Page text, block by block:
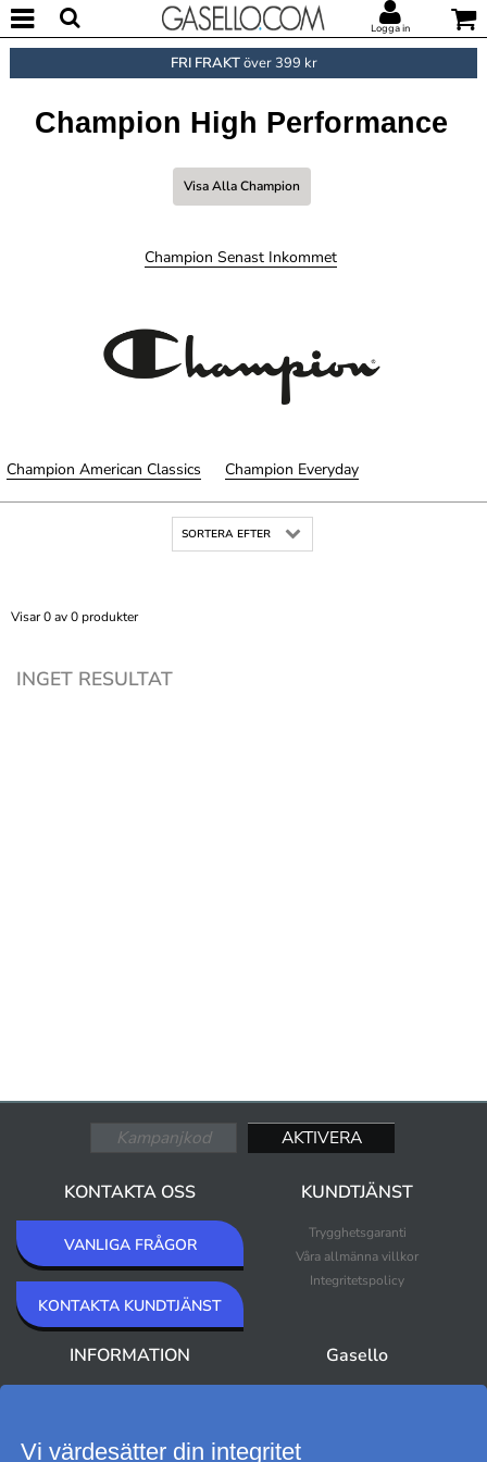
Logga in
FRI FRAKTöver 399 kr
Champion High Performance
Visa Alla Champion
Champion Senast Inkommet
Champion American Classics Champion Everyday
SORTERA EFTER
Visar 0 av 0 produkter
INGET RESULTAT
KONTAKTA OSS
VANLIGA FRÅGOR
KONTAKTA KUNDTJÄNST
KUNDTJÄNST
Trygghetsgaranti
Våra allmänna villkor
Integritetspolicy
INFORMATION Gasello
Vi värdesätter din integritet